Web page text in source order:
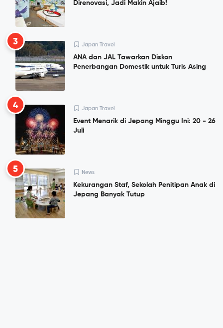
Direnovasi, Jadi Makin Ajaib!
3 Japan Travel
ANA dan JAL Tawarkan Diskon
Penerbangan Domestik untuk Turis Asing
4 Japan Travel
Event Menarik di Jepang Minggu Ini: 20 - 26
Juli
5 News
Kekurangan Staf, Sekolah Penitipan Anak di
Jepang Banyak Tutup